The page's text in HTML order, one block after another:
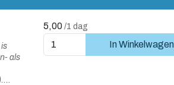
5,00 /1 dag
In Winkelwagen
als